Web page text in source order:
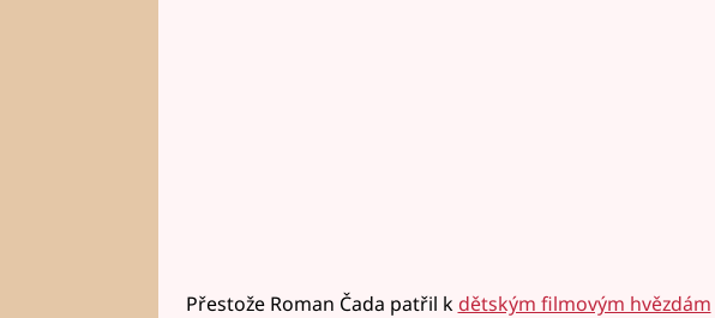
Přestože Roman Čada patřil k dětským filmovým hvězdám